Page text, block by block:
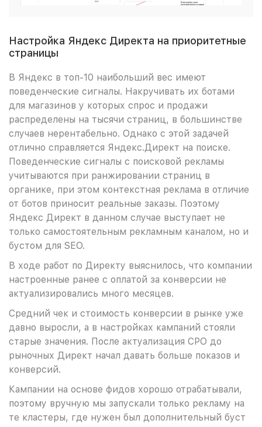
Настройка Яндекс Директа на приоритетные
страницы
В Яндекс в топ-10 наибольший вес имеют
поведенческие сигналы. Накручивать их ботами
для магазинов у которых спрос и продажи
распределены на тысячи страниц, в большинстве
случаев нерентабельно. Однако с этой задачей
отлично справляется Яндекс.Директ на поиске.
Поведенческие сигналы с поисковой рекламы
учитываются при ранжировании страниц в
органике, при этом контекстная реклама в отличие
от ботов приносит реальные заказы. Поэтому
Яндекс Директ в данном случае выступает не
только самостоятельным рекламным каналом, но и
бустом для SEO.
В ходе работ по Директу выяснилось, что компании
настроенные ранее с оплатой за конверсии не
актуализировались много месяцев.
Средний чек и стоимость конверсии в рынке уже
давно выросли, а в настройках кампаний стояли
старые значения. После актуализация CPO до
рыночных Директ начал давать больше показов и
конверсий.
Кампании на основе фидов хорошо отрабатывали,
поэтому вручную мы запускали только рекламу на
те кластеры, где нужен был дополнительный буст